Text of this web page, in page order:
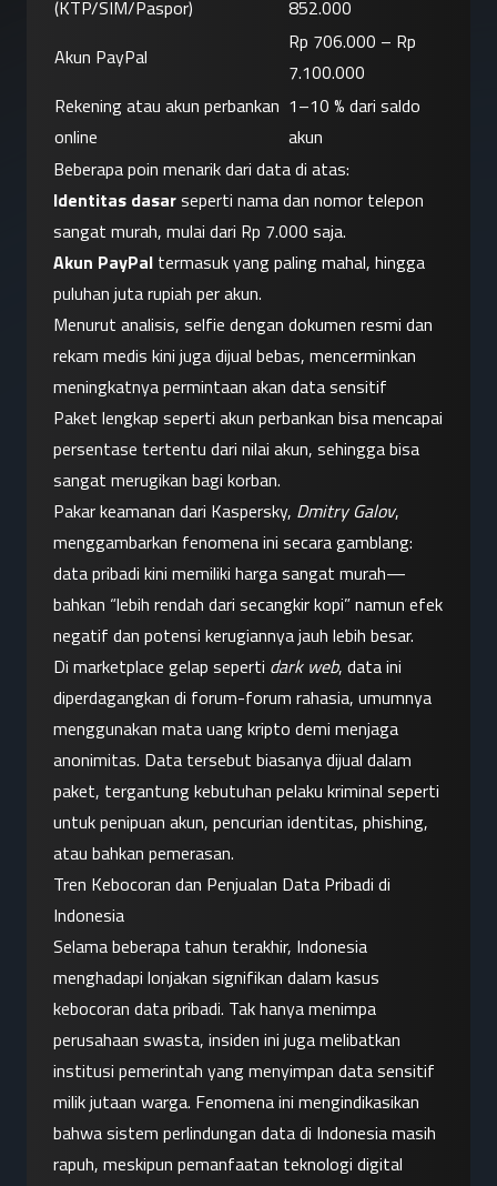
(KTP/SIM/Paspor)
852.000
Akun PayPal
Rp 706.000 – Rp
7.100.000
Rekening atau akun perbankan
online
1–10 % dari saldo
akun
Beberapa poin menarik dari data di atas:
Identitas dasar seperti nama dan nomor telepon
sangat murah, mulai dari Rp 7.000 saja.
Akun PayPal termasuk yang paling mahal, hingga
puluhan juta rupiah per akun.
Menurut analisis, selfie dengan dokumen resmi dan
rekam medis kini juga dijual bebas, mencerminkan
meningkatnya permintaan akan data sensitif
Paket lengkap seperti akun perbankan bisa mencapai
persentase tertentu dari nilai akun, sehingga bisa
sangat merugikan bagi korban.
Pakar keamanan dari Kaspersky, Dmitry Galov,
menggambarkan fenomena ini secara gamblang:
data pribadi kini memiliki harga sangat murah—
bahkan “lebih rendah dari secangkir kopi” namun efek
negatif dan potensi kerugiannya jauh lebih besar.
Di marketplace gelap seperti dark web, data ini
diperdagangkan di forum-forum rahasia, umumnya
menggunakan mata uang kripto demi menjaga
anonimitas. Data tersebut biasanya dijual dalam
paket, tergantung kebutuhan pelaku kriminal seperti
untuk penipuan akun, pencurian identitas, phishing,
atau bahkan pemerasan.
Tren Kebocoran dan Penjualan Data Pribadi di
Indonesia
Selama beberapa tahun terakhir, Indonesia
menghadapi lonjakan signifikan dalam kasus
kebocoran data pribadi. Tak hanya menimpa
perusahaan swasta, insiden ini juga melibatkan
institusi pemerintah yang menyimpan data sensitif
milik jutaan warga. Fenomena ini mengindikasikan
bahwa sistem perlindungan data di Indonesia masih
rapuh, meskipun pemanfaatan teknologi digital